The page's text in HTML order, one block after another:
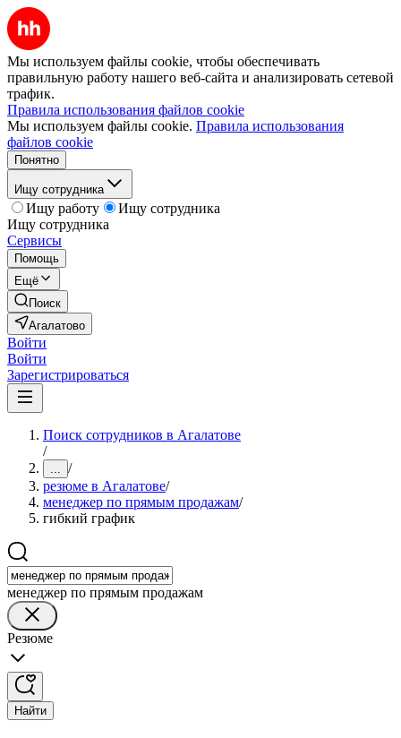
Мы используем файлы cookie, чтобы обеспечивать
правильную работу нашего веб-сайта и анализировать сетевой
трафик.
Правила использования файлов cookie
Мы используем файлы cookie. Правила использования
файлов cookie
Понятно
Ищу сотрудника
Ищу работу
Ищу сотрудника
Ищу сотрудника
Сервисы
Помощь
Ещё
Поиск
Агалатово
Войти
Войти
Зарегистрироваться
Поиск сотрудников в Агалатове
/
... /
резюме в Агалатове/
менеджер по прямым продажам/
гибкий график
менеджер по прямым продажам
Резюме
Найти